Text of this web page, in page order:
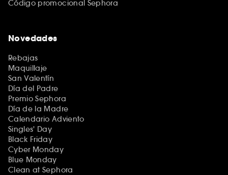
Código promocional Sephora
Novedades
Rebajas
Maquillaje
San Valentín
Día del Padre
Premio Sephora
Día de la Madre
Calendario Adviento
Singles' Day
Black Friday
Cyber Monday
Blue Monday
Clean at Sephora